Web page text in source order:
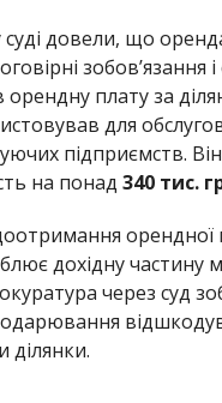
довели, що
зобов’язання
орендну плату за
для
підприємств.
на понад 340 тис.
дохідну частину
через суд
ділянки.